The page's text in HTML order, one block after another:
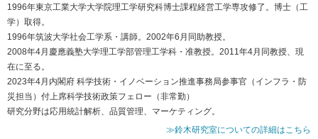
1996年東京工業大学大学院理工学研究科博士課程経営工学専攻修了。博士（工
学）取得。
1996年筑波大学社会工学系・講師。2002年6月同助教授。
2008年4月慶應義塾大学理工学部管理工学科・准教授。2011年4月同教授、現
在に至る。
2023年4月内閣府 科学技術・イノベーション推進事務局参事官（インフラ・防
災担当）付上席科学技術政策フェロー（非常勤）
研究分野は応用統計解析、品質管理、マーケティング。
≫鈴木研究室についての詳細はこちら